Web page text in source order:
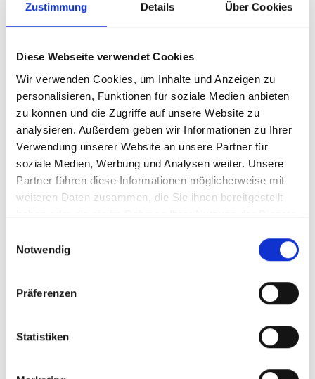
Zustimmung Details Über Cookies
Diese Webseite verwendet Cookies
Wir verwenden Cookies, um Inhalte und Anzeigen zu
personalisieren, Funktionen für soziale Medien anbieten
zu können und die Zugriffe auf unsere Website zu
analysieren. Außerdem geben wir Informationen zu Ihrer
Verwendung unserer Website an unsere Partner für
soziale Medien, Werbung und Analysen weiter. Unsere
Partner führen diese Informationen möglicherweise mit
weiteren Daten zusammen, die Sie ihnen bereitgestellt
haben oder die sie im Rahmen Ihrer Nutzung der Dienste
Notwendig
Präferenzen
Statistiken
IN DEN WARENKORB
Produktdetails
ÄHNLICHE PRODUKTE
T-Shirt Essentials Anthrazit Damen T-Shirt Essentials